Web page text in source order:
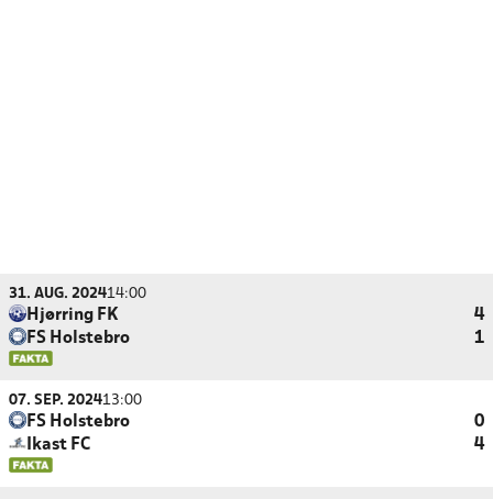
31. AUG. 202414:00
Hjørring FK
4
FS Holstebro
1
07. SEP. 202413:00
FS Holstebro
0
Ikast FC
4